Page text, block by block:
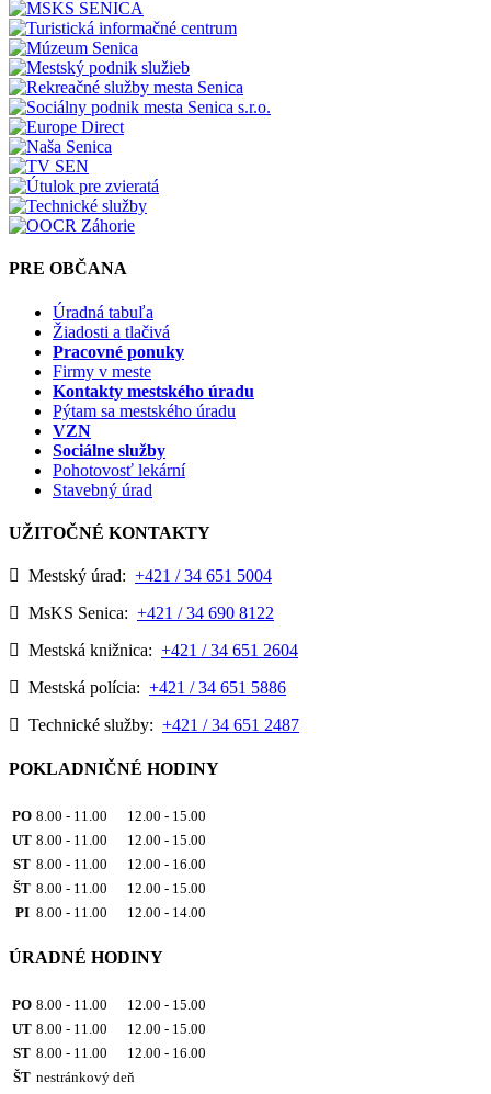
PRE OBČANA
Úradná tabuľa
Žiadosti a tlačivá
Pracovné ponuky
Firmy v meste
Kontakty mestského úradu
Pýtam sa mestského úradu
VZN
Sociálne služby
Pohotovosť lekární
Stavebný úrad
UŽITOČNÉ KONTAKTY
Mestský úrad: +421 / 34 651 5004
MsKS Senica: +421 / 34 690 8122
Mestská knižnica: +421 / 34 651 2604
Mestská polícia: +421 / 34 651 5886
Technické služby: +421 / 34 651 2487
POKLADNIČNÉ HODINY
PO 8.00 - 11.00 12.00 - 15.00
UT 8.00 - 11.00 12.00 - 15.00
ST 8.00 - 11.00 12.00 - 16.00
ŠT 8.00 - 11.00 12.00 - 15.00
PI 8.00 - 11.00 12.00 - 14.00
ÚRADNÉ HODINY
PO 8.00 - 11.00 12.00 - 15.00
UT 8.00 - 11.00 12.00 - 15.00
ST 8.00 - 11.00 12.00 - 16.00
ŠT nestránkový deň